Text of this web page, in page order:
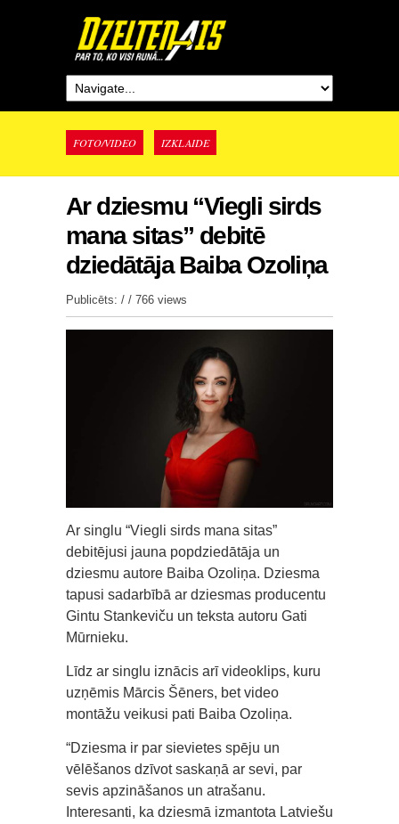
FOTO/VIDEO IZKLAIDE
Ar dziesmu “Viegli sirds
mana sitas” debitē
dziedātāja Baiba Ozoliņa
Publicēts: / / 766 views
Ar singlu “Viegli sirds mana sitas”
debitējusi jauna popdziedātāja un
dziesmu autore Baiba Ozoliņa. Dziesma
tapusi sadarbībā ar dziesmas producentu
Gintu Stankeviču un teksta autoru Gati
Mūrnieku.
Līdz ar singlu iznācis arī videoklips, kuru
uzņēmis Mārcis Šēners, bet video
montāžu veikusi pati Baiba Ozoliņa.
“Dziesma ir par sievietes spēju un
vēlēšanos dzīvot saskaņā ar sevi, par
sevis apzināšanos un atrašanu.
Interesanti, ka dziesmā izmantota Latviešu